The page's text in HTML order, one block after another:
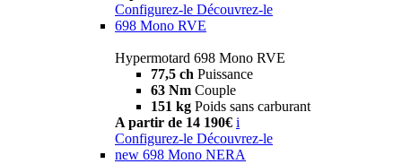
Configurez-le Découvrez-le
698 Mono RVE
Hypermotard 698 Mono RVE
77,5 ch Puissance
63 Nm Couple
151 kg Poids sans carburant
A partir de 14 190€ i
Configurez-le Découvrez-le
new 698 Mono NERA